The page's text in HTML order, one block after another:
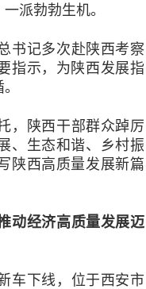
派勃勃生机。
书记多次赴陕西考察
指示，为陕西发展指
，陕西干部群众踔厉
、生态和谐、乡村振
陕西高质量发展新篇
动经济高质量发展迈
车下线，位于西安市